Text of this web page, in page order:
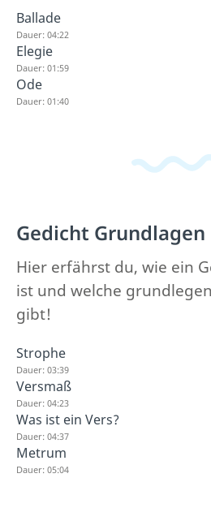
Ballade
Dauer: 04:22
Elegie
Dauer: 01:59
Ode
Dauer: 01:40
Gedicht Grundlagen
Hier erfährst du, wie ein
ist und welche
gibt!
Strophe
Dauer: 03:39
Versmaß
Dauer: 04:23
Was ist ein Vers?
Dauer: 04:37
Metrum
Dauer: 05:04